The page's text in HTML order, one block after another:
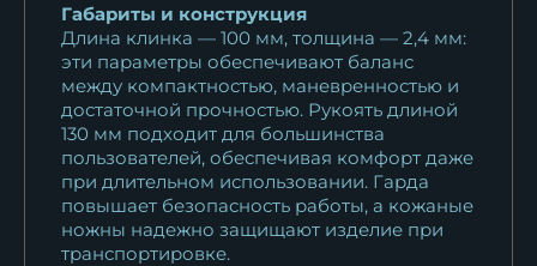
Нож Финка НКВД складная
сталь S390...
38 808₽
Нож Финка НКВД складная
сталь х12мф...
15 818₽
Габариты и конструкция
Длина клинка — 100 мм, толщина — 2,4 мм:
эти параметры обеспечивают баланс
между компактностью, маневренностью и
достаточной прочностью. Рукоять длиной
130 мм подходит для большинства
пользователей, обеспечивая комфорт даже
при длительном использовании. Гарда
повышает безопасность работы, а кожаные
ножны надежно защищают изделие при
транспортировке.